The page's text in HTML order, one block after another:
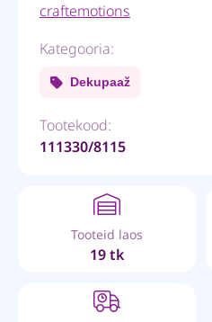
craftemotions
Kategooria:
Dekupaaž
Tootekood:
111330/8115
Tooteid laos
19 tk